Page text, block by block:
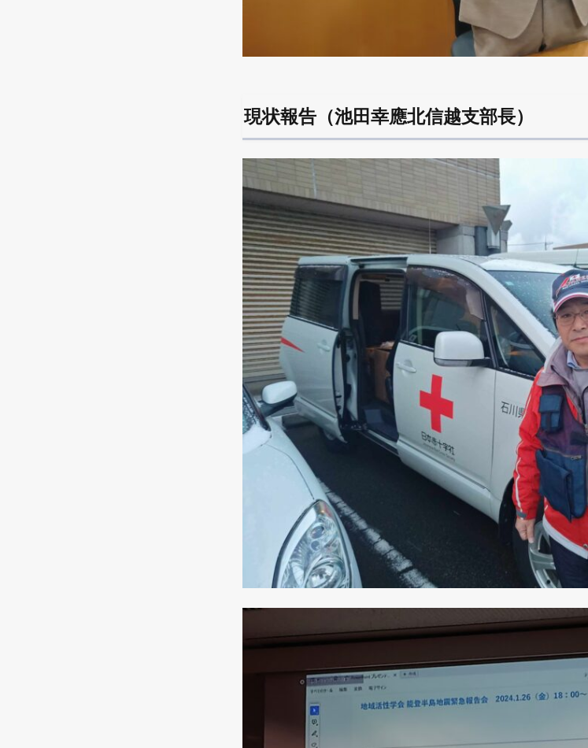
現状報告（池田幸應北信越支部長）